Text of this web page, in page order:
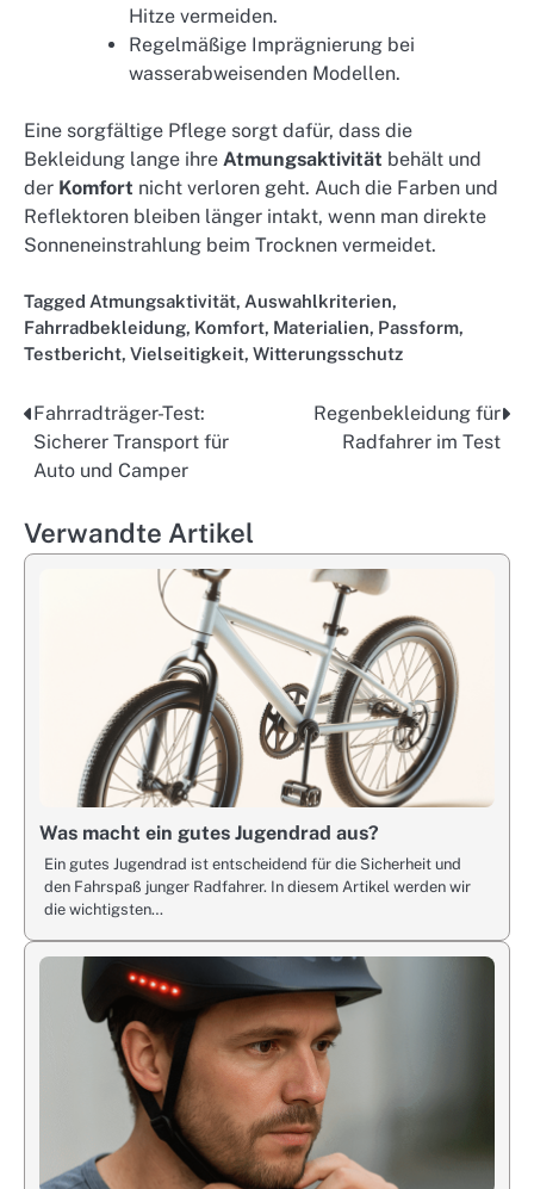
Hitze vermeiden.
Regelmäßige Imprägnierung bei
wasserabweisenden Modellen.
Eine sorgfältige Pflege sorgt dafür, dass die
Bekleidung lange ihre Atmungsaktivität behält und
der Komfort nicht verloren geht. Auch die Farben und
Reflektoren bleiben länger intakt, wenn man direkte
Sonneneinstrahlung beim Trocknen vermeidet.
Tagged Atmungsaktivität, Auswahlkriterien,
Fahrradbekleidung, Komfort, Materialien, Passform,
Testbericht, Vielseitigkeit, Witterungsschutz
Post
navigation
Fahrradträger-Test:
Sicherer Transport für
Auto und Camper
Regenbekleidung für
Radfahrer im Test
Verwandte Artikel
Was macht ein gutes Jugendrad aus?
Ein gutes Jugendrad ist entscheidend für die Sicherheit und
den Fahrspaß junger Radfahrer. In diesem Artikel werden wir
die wichtigsten…